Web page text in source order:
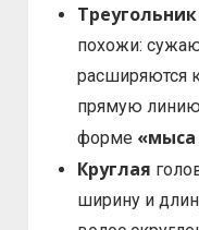
Треугольник
похожи:
расширяются
прямую
форме
Круглая
ширину и